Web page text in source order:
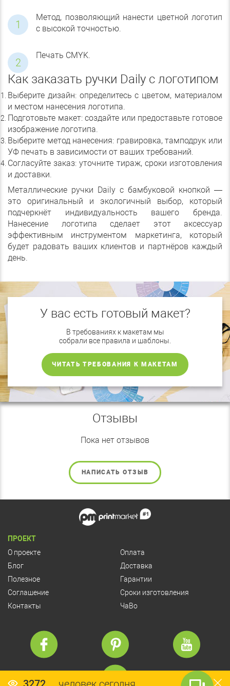
Метод, позволяющий нанести цветной логотип
с высокой точностью.
Печать СMYK.
Как заказать ручки Daily с логотипом
Выберите дизайн: определитесь с цветом, материалом
и местом нанесения логотипа.
Подготовьте макет: создайте или предоставьте готовое
изображение логотипа.
Выберите метод нанесения: гравировка, тамподрук или
УФ печать в зависимости от ваших требований.
Согласуйте заказ: уточните тираж, сроки изготовления
и доставки.
Металлические ручки Daily с бамбуковой кнопкой —
это оригинальный и экологичный выбор, который
подчеркнёт индивидуальность вашего бренда.
Нанесение логотипа сделает этот аксессуар
эффективным инструментом маркетинга, который
будет радовать ваших клиентов и партнёров каждый
день.
У вас есть готовый макет?
В требованиях к макетам мы
собрали все правила и шаблоны.
ЧИТАТЬ ТРЕБОВАНИЯ К МАКЕТАМ
Отзывы
Пока нет отзывов
НАПИСАТЬ ОТЗЫВ
ПРОЕКТ
О проекте
Блог
Полезное
Соглашение
Контакты
Оплата
Доставка
Гарантии
Сроки изготовления
ЧаВо